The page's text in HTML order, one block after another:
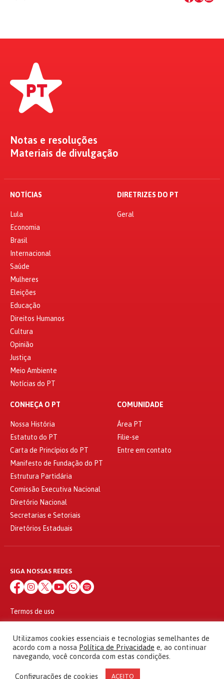
Notas e resoluções
Materiais de divulgação
NOTÍCIAS
Lula
Economia
Brasil
Internacional
Saúde
Mulheres
Eleições
Educação
Direitos Humanos
Cultura
Opinião
Justiça
Meio Ambiente
Notícias do PT
DIRETRIZES DO PT
Geral
CONHEÇA O PT
Nossa História
Estatuto do PT
Carta de Princípios do PT
Manifesto de Fundação do PT
Estrutura Partidária
Comissão Executiva Nacional
Diretório Nacional
Secretarias e Setoriais
Diretórios Estaduais
COMUNIDADE
Área PT
Filie-se
Entre em contato
SIGA NOSSAS REDES
Termos de uso
© 2010 - 2026
Partido dos Trabalhadores Todos os direitos reservados
Utilizamos cookies essenciais e tecnologias semelhantes de
acordo com a nossa Política de Privacidade e, ao continuar
navegando, você concorda com estas condições.
Configurações de cookies ACEITO